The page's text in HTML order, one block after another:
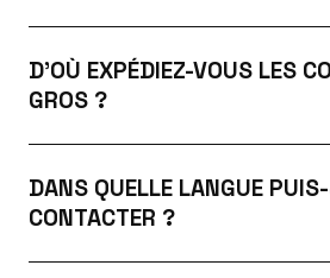
D'OÙ EXPÉDIEZ-VOUS LES
GROS ?
DANS QUELLE LANGUE
CONTACTER ?